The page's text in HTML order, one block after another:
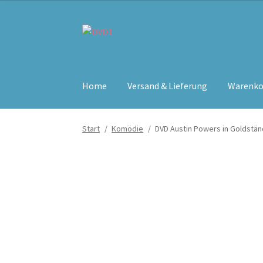
Zur
Zum
Home Versand & Lieferung
Start / Komödie / DVD Austin Powers in